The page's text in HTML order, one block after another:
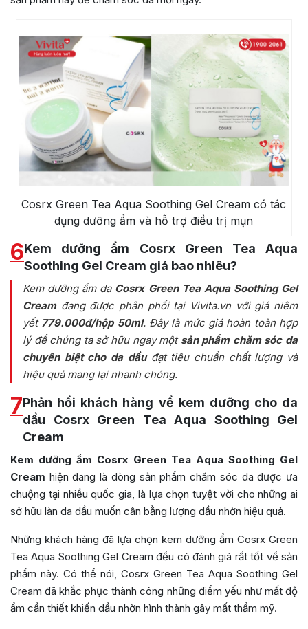
Cosrx Green Tea Aqua Soothing Gel Cream có tác
dụng dưỡng ẩm và hỗ trợ điều trị mụn
6Kem dưỡng ẩm Cosrx Green Tea Aqua
Soothing Gel Cream giá bao nhiêu?
Kem dưỡng ẩm da Cosrx Green Tea Aqua Soothing Gel
Creamđang được phân phối tại Vivita.vn với giá niêm
yết 779.000đ/hộp 50ml. Đây là mức giá hoàn toàn hợp
lý để chúng ta sở hữu ngay một sản phẩm chăm sóc da
chuyên biệt cho da dầuđạt tiêu chuẩn chất lượng và
hiệu quả mang lại nhanh chóng.
7Phản hồi khách hàng về kem dưỡng cho da
dầu Cosrx Green Tea Aqua Soothing Gel
Cream
Kem dưỡng ẩm Cosrx Green Tea Aqua Soothing Gel
Cream hiện đang là dòng sản phẩm chăm sóc da được ưa
chuộng tại nhiều quốc gia, là lựa chọn tuyệt vời cho những ai
sở hữu làn da dầu muốn cân bằng lượng dầu nhờn hiệu quả.
Những khách hàng đã lựa chọn kem dưỡng ẩm Cosrx Green
Tea Aqua Soothing Gel Cream đều có đánh giá rất tốt về sản
phẩm này. Có thể nói, Cosrx Green Tea Aqua Soothing Gel
Cream đã khắc phục thành công những điểm yếu như mất độ
ẩm cần thiết khiến dầu nhờn hình thành gây mất thẩm mỹ.